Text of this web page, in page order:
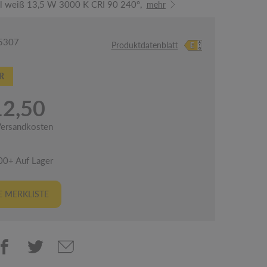
weiß 13,5 W 3000 K CRI 90 240°, mehr
Produktdatenblatt
Auf Lager
MERKLISTE